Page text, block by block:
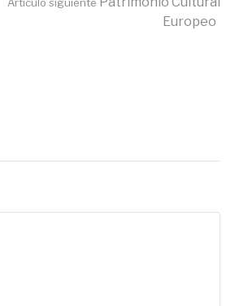
Europeo